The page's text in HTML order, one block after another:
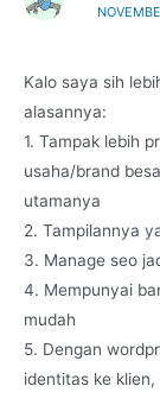
Kalo saya sih
alasannya:
1. Tampak lebih
usaha/brand
utamanya
2. Tampilannya
3. Manage seo
4. Mempunyai
mudah
5. Dengan
identitas ke klien,